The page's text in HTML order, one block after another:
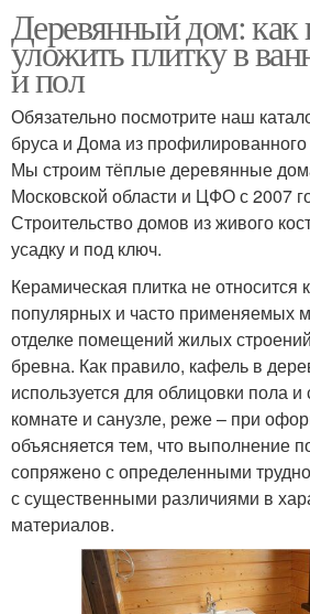
Деревянный дом: как
уложить плитку в
и пол
Обязательно посмотрите наш
бруса и Дома из профилированного
Мы строим тёплые деревянные
Московской области и ЦФО с 2007
Строительство домов из живого
усадку и под ключ.
Керамическая плитка не относится
популярных и часто применяемых
отделке помещений жилых
бревна. Как правило, кафель в
используется для облицовки пола и
комнате и санузле, реже – при
объясняется тем, что выполнение
сопряжено с определенными
с существенными различиями в
материалов.